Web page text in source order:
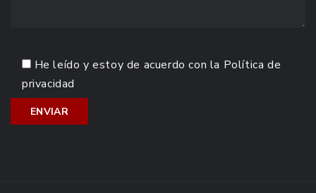
He leído y estoy de acuerdo con la Política de
privacidad